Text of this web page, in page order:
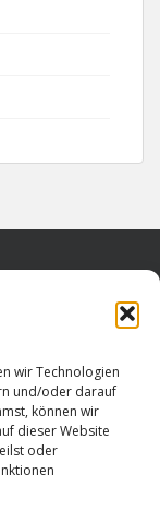
wir Technologien
und/oder darauf
können wir
dieser Website
oder